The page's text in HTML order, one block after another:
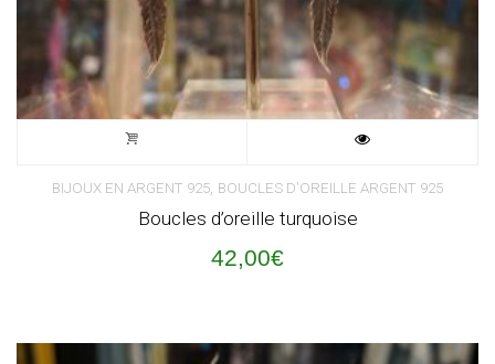
BIJOUX EN ARGENT 925, BOUCLES D'OREILLE ARGENT 925
Boucles d’oreille turquoise
42,00€